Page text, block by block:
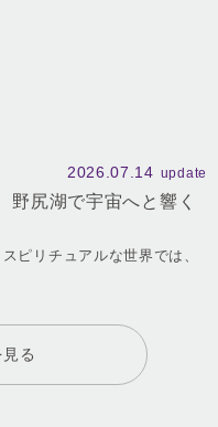
2026.07.14 update
野尻湖で宇宙へと響く
ピリチュアルな世界では、
る